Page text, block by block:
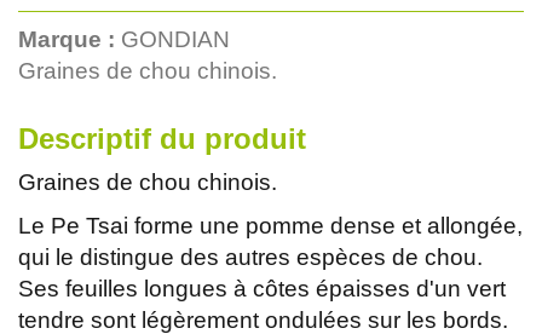
Marque : GONDIAN
Graines de chou chinois.
Descriptif du produit
Graines de chou chinois.
Le Pe Tsai forme une pomme dense et allongée,
qui le distingue des autres espèces de chou.
Ses feuilles longues à côtes épaisses d'un vert
tendre sont légèrement ondulées sur les bords.